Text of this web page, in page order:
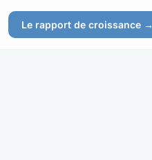
Le rapport de croissance →